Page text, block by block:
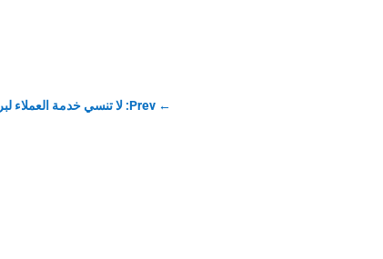
← Prev: لا تنسي خدمة العملاء لبرنامجك المحاسبي